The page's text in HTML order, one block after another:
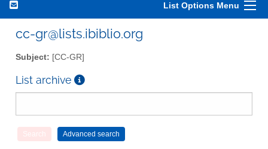
List Options Menu
cc-gr@lists.ibiblio.org
Subject: [CC-GR]
List archive